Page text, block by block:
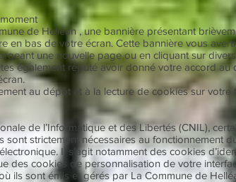
de Helléan , une bannière présentant
bas de votre écran. Cette bannière vous
une nouvelle page ou en cliquant sur
également réputé avoir donné votre accord
au dépôt et à la lecture de cookies sur votre
de l’Informatique et des Libertés (CNIL),
sont strictement nécessaires au fonctionnement
Il s’agit notamment des cookies
des cookies de personnalisation de votre
ils sont émis et gérés par La Commune de